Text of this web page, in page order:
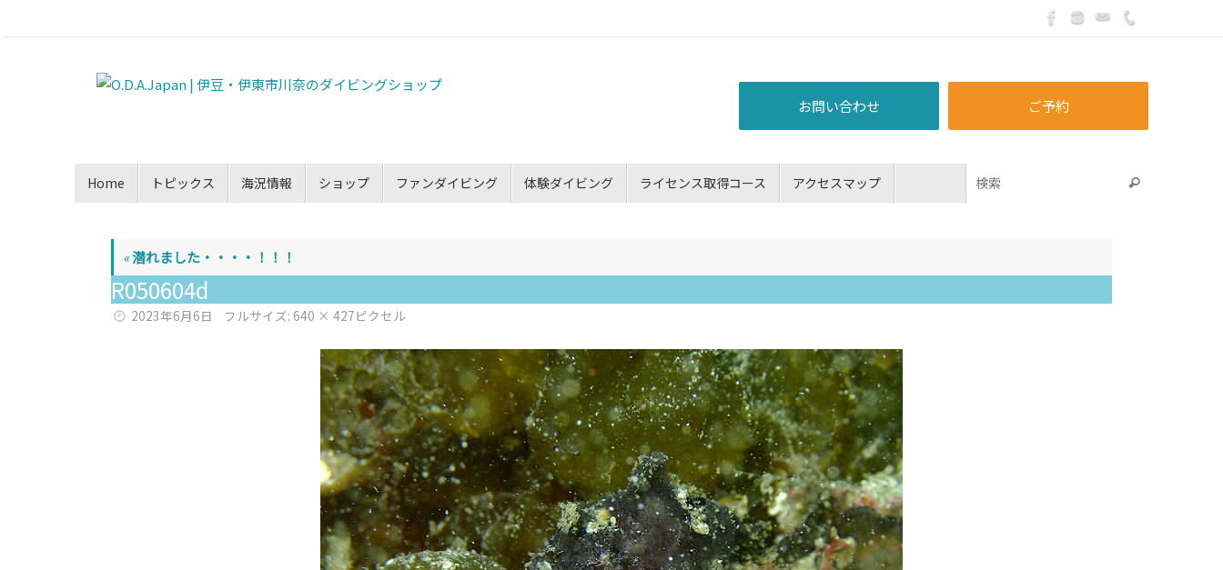
ご予約
お問い合わせ
Home トピックス 海況情報 ショップ ファンダイビング 体験ダイビング ライセンス取得コース アクセスマップ
«潜れました・・・・！！！
R050604d
2023年6月6日 フルサイズ: 640 × 427ピクセル